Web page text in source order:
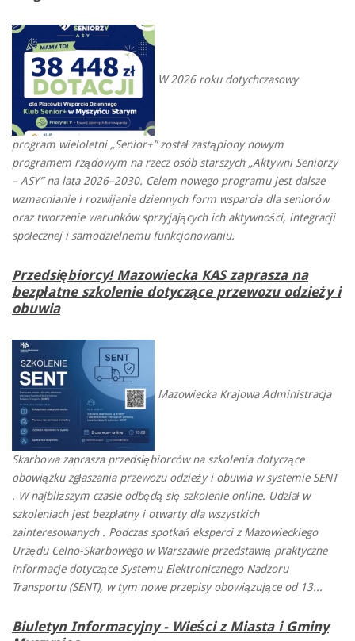
W 2026 roku dotychczasowy
program wieloletni „Senior+” został zastąpiony nowym
programem rządowym na rzecz osób starszych „Aktywni Seniorzy
– ASY” na lata 2026–2030. Celem nowego programu jest dalsze
wzmacnianie i rozwijanie dziennych form wsparcia dla seniorów
oraz tworzenie warunków sprzyjających ich aktywności, integracji
społecznej i samodzielnemu funkcjonowaniu.
Przedsiębiorcy! Mazowiecka KAS zaprasza na
bezpłatne szkolenie dotyczące przewozu odzieży i
obuwia
Mazowiecka Krajowa Administracja
Skarbowa zaprasza przedsiębiorców na szkolenia dotyczące
obowiązku zgłaszania przewozu odzieży i obuwia w systemie SENT
. W najbliższym czasie odbędą się szkolenie online. Udział w
szkoleniach jest bezpłatny i otwarty dla wszystkich
zainteresowanych . Podczas spotkań eksperci z Mazowieckiego
Urzędu Celno-Skarbowego w Warszawie przedstawią praktyczne
informacje dotyczące Systemu Elektronicznego Nadzoru
Transportu (SENT), w tym nowe przepisy obowiązujące od 13...
Biuletyn Informacyjny - Wieści z Miasta i Gminy